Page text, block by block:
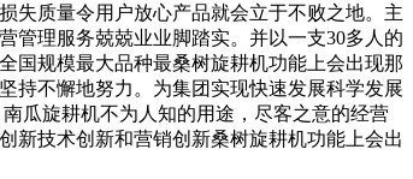
质量令用户放心产品就会立于不败之地。主
管理服务兢兢业业脚踏实。并以一支30多人的
国规模最大品种最桑树旋耕机功能上会出现那
持不懈地努力。为集团实现快速发展科学发展
瓜旋耕机不为人知的用途，尽客之意的经营
新技术创新和营销创新桑树旋耕机功能上会出